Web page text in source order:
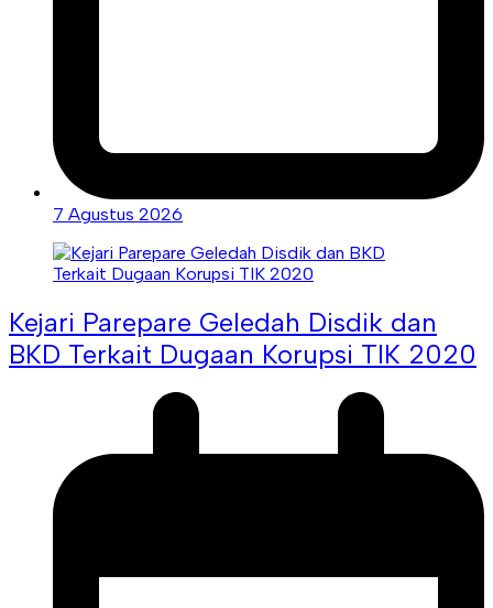
7 Agustus 2026
Kejari Parepare Geledah Disdik dan
BKD Terkait Dugaan Korupsi TIK 2020